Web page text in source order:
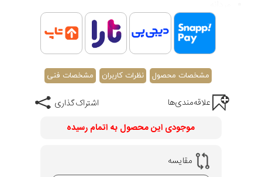
مقاوم در برابر آب تا 30 متر
اصالت کشور چین
گارانتی مادام العمر اصالت کالا
مشخصات محصول نظرات کاربران مشخصات فنی
اشتراک گذاری
علاقه‌مندی‌ها
موجودی این محصول به اتمام رسیده
مقایسه